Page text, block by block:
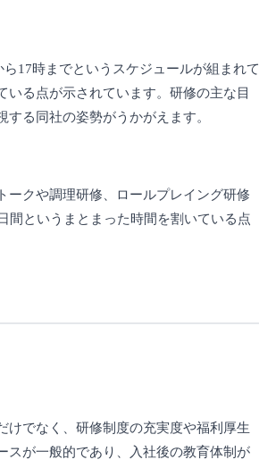
17時までというスケジュールが組まれて
る点が示されています。研修の主な目
る同社の姿勢がうかがえます。
ークや調理研修、ロールプレイング研修
間というまとまった時間を割いている点
けでなく、研修制度の充実度や福利厚生
スが一般的であり、入社後の教育体制が